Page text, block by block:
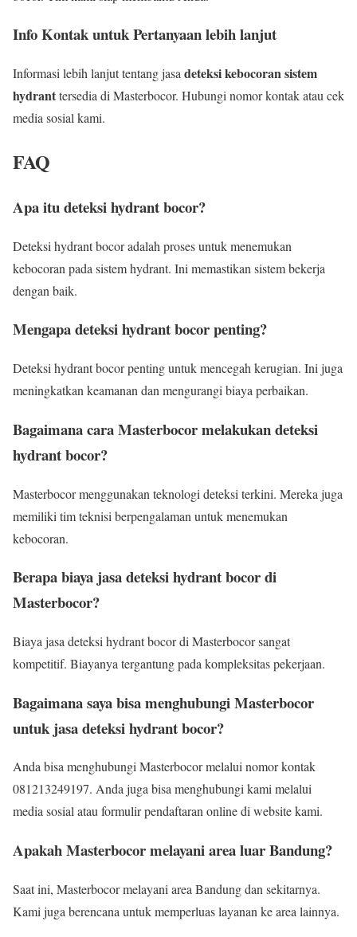
Info Kontak untuk Pertanyaan lebih lanjut
Informasi lebih lanjut tentang jasa deteksi kebocoran sistem
hydranttersedia di Masterbocor. Hubungi nomor kontak atau cek
media sosial kami.
FAQ
Apa itu deteksi hydrant bocor?
Deteksi hydrant bocor adalah proses untuk menemukan
kebocoran pada sistem hydrant. Ini memastikan sistem bekerja
dengan baik.
Mengapa deteksi hydrant bocor penting?
Deteksi hydrant bocor penting untuk mencegah kerugian. Ini juga
meningkatkan keamanan dan mengurangi biaya perbaikan.
Bagaimana cara Masterbocor melakukan deteksi
hydrant bocor?
Masterbocor menggunakan teknologi deteksi terkini. Mereka juga
memiliki tim teknisi berpengalaman untuk menemukan
kebocoran.
Berapa biaya jasa deteksi hydrant bocor di
Masterbocor?
Biaya jasa deteksi hydrant bocor di Masterbocor sangat
kompetitif. Biayanya tergantung pada kompleksitas pekerjaan.
Bagaimana saya bisa menghubungi Masterbocor
untuk jasa deteksi hydrant bocor?
Anda bisa menghubungi Masterbocor melalui nomor kontak
081213249197. Anda juga bisa menghubungi kami melalui
media sosial atau formulir pendaftaran online di website kami.
Apakah Masterbocor melayani area luar Bandung?
Saat ini, Masterbocor melayani area Bandung dan sekitarnya.
Kami juga berencana untuk memperluas layanan ke area lainnya.